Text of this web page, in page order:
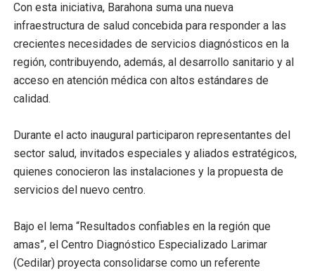
Con esta iniciativa, Barahona suma una nueva
infraestructura de salud concebida para responder a las
crecientes necesidades de servicios diagnósticos en la
región, contribuyendo, además, al desarrollo sanitario y al
acceso en atención médica con altos estándares de
calidad.
Durante el acto inaugural participaron representantes del
sector salud, invitados especiales y aliados estratégicos,
quienes conocieron las instalaciones y la propuesta de
servicios del nuevo centro.
Bajo el lema “Resultados confiables en la región que
amas”, el Centro Diagnóstico Especializado Larimar
(Cedilar) proyecta consolidarse como un referente